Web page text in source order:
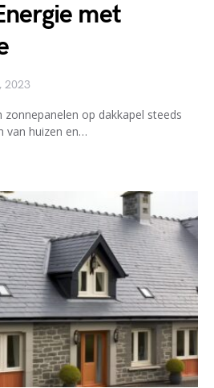
met
2023
op dakkapel steeds
van huizen en…